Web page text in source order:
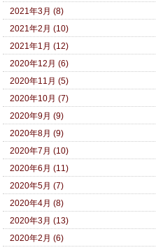
2021年3月 (8)
2021年2月 (10)
2021年1月 (12)
2020年12月 (6)
2020年11月 (5)
2020年10月 (7)
2020年9月 (9)
2020年8月 (9)
2020年7月 (10)
2020年6月 (11)
2020年5月 (7)
2020年4月 (8)
2020年3月 (13)
2020年2月 (6)